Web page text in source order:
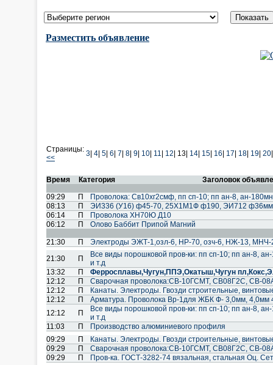
Разместить объявление
Страницы:
<<
3 4 5 6 7 8 9 10 11 12 13| 14 15 16 17 18 19 20
Время Категория
Заголовок
09:29
П
Проволока: Св10хг2смф, пп сп-10; пп ан-8, ан-
08:13
П
ЭИ336 (У16) ф45-70, 25Х1М1Ф ф190, ЭИ712
06:14
П
Проволока ХН70Ю Д10
06:12
П Олово Баббит Припой Магний
21:30 П
Электроды ЭЖТ-1,озл-6, НР-70, озч-6, НЖ-13, МНЧ-
21:30
П
Все виды порошковой пров-ки: пп сп-10; пп ан-8,
и т.д
13:32
П
Ферросплавы,Чугун,ППЭ,Окатыш,Чугун
12:12
П
Cварочная проволока:СВ-10ГСМТ, СВ08Г2С, СВ-
12:12
П
Канаты. Электроды. Гвозди строительные,
12:12
П
Арматура. Проволока Вр-1для ЖБК Ф- 3,0мм, 4,0мм
12:12
П
Все виды порошковой пров-ки: пп сп-10; пп ан-8,
и т.д
11:03
П
Производство алюминиевого профиля
09:29
П
Канаты. Электроды. Гвозди строительные,
09:29
П
Cварочная проволока:СВ-10ГСМТ, СВ08Г2С, СВ-
09:29
П
Пров-ка. ГОСТ-3282-74 вязальная, стальная Оц.